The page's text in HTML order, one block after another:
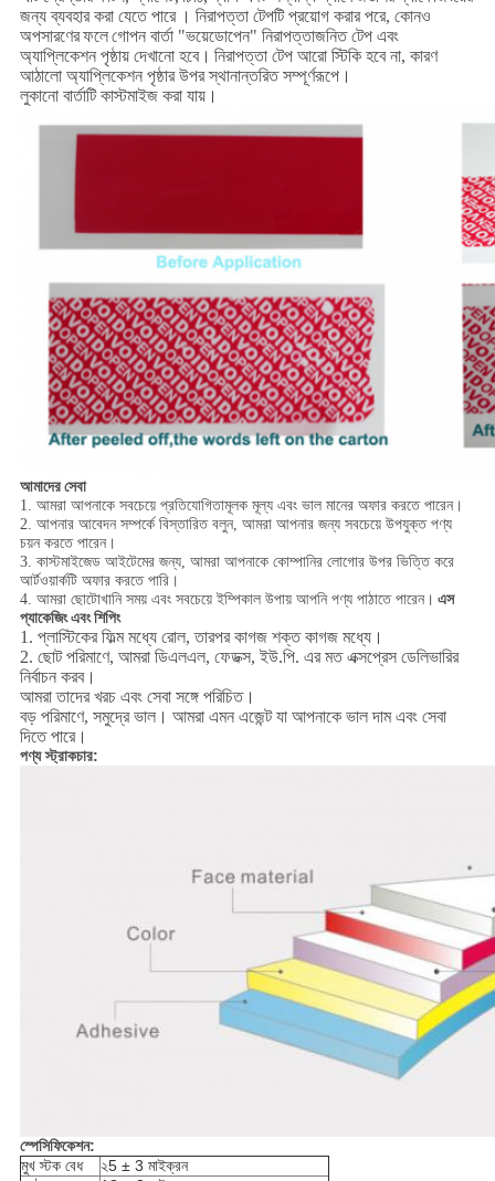
জন্য ব্যবহার করা যেতে পারে । নিরাপত্তা টেপটি প্রয়োগ করার পরে, কোনও
অপসারণেরফলেগোপন বার্তা "ভয়েডোপেন" নিরাপত্তাজনিত টেপ এবং
অ্যাপ্লিকেশন পৃষ্ঠায় দেখানো হবে। নিরাপত্তা টেপ আরো স্টিকি হবে না, কারণ
আঠালো অ্যাপ্লিকেশন পৃষ্ঠার উপর স্থানান্তরিত সম্পূর্ণরূপে।
লুকানো বার্তাটি কাস্টমাইজ করা যায়।
আমাদেরসেবা
1. আমরা আপনাকে সবচেয়ে প্রতিযোগিতামূলক মূল্য এবং ভাল মানের অফার করতে পারেন।
2. আপনার আবেদন সম্পর্কে বিস্তারিত বলুন, আমরা আপনার জন্য সবচেয়ে উপযুক্ত পণ্য
চয়ন করতে পারেন।
3. কাস্টমাইজেড আইটেমের জন্য, আমরা আপনাকে কোম্পানির লোগোর উপর ভিত্তি করে
আর্টওয়ার্কটি অফার করতে পারি।
4. আমরা ছোটোখানি সময় এবং সবচেয়ে ইম্পিকাল উপায় আপনি পণ্য পাঠাতে পারেন। এস
প্যাকেজিং এবং শিপিং
1. প্লাস্টিকের ফিল্ম মধ্যে রোল, তারপর কাগজ শক্ত কাগজ মধ্যে।
2. ছোট পরিমাণে, আমরা ডিএলএল, ফেডক্স, ইউ.পি. এর মত এক্সপ্রেস ডেলিভারির
নির্বাচন করব।
আমরা তাদের খরচ এবং সেবা সঙ্গে পরিচিত।
বড় পরিমাণে, সমুদ্রে ভাল। আমরা এমন এজেন্ট যা আপনাকে ভাল দাম এবং সেবা
দিতে পারে।
পণ্য স্ট্রাকচার:
স্পেসিফিকেশন:
মুখ স্টক বেধ
২5 ± 3 মাইক্রন